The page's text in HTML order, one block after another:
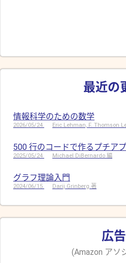
最近の
情報科学のための数学
2026/05/24 Eric Lehman, F. Thomson
500 行のコードで作るプチア
2025/05/24 Michael DiBernardo 編
グラフ理論入門
2024/06/15 Darij Grinberg 著
広告
(Amazon アソ